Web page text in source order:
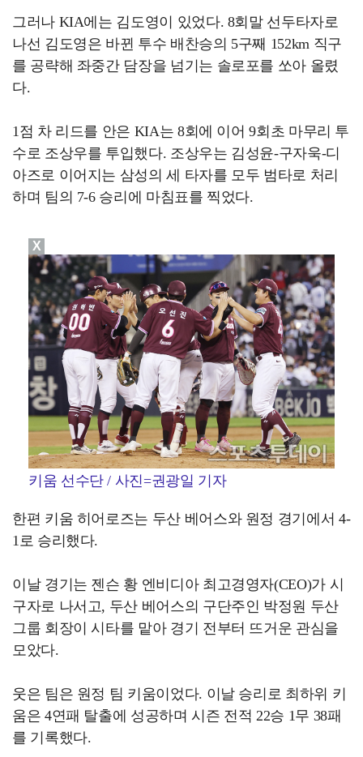
그러나 KIA에는 김도영이 있었다. 8회말 선두타자로
나선 김도영은 바뀐 투수 배찬승의 5구째 152km 직구
를 공략해 좌중간 담장을 넘기는 솔로포를 쏘아 올렸
다.
1점 차 리드를 안은 KIA는 8회에 이어 9회초 마무리 투
수로 조상우를 투입했다. 조상우는 김성윤-구자욱-디
아즈로 이어지는 삼성의 세 타자를 모두 범타로 처리
하며 팀의 7-6 승리에 마침표를 찍었다.
키움 선수단 / 사진=권광일 기자
한편 키움 히어로즈는 두산 베어스와 원정 경기에서 4-
1로 승리했다.
이날 경기는 젠슨 황 엔비디아 최고경영자(CEO)가 시
구자로 나서고, 두산 베어스의 구단주인 박정원 두산
그룹 회장이 시타를 맡아 경기 전부터 뜨거운 관심을
모았다.
웃은 팀은 원정 팀 키움이었다. 이날 승리로 최하위 키
움은 4연패 탈출에 성공하며 시즌 전적 22승 1무 38패
를 기록했다.
X